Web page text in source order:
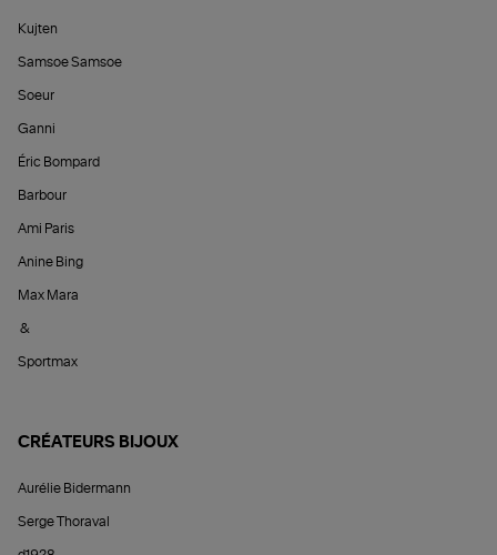
Kujten
Samsoe Samsoe
Soeur
Ganni
Éric Bompard
Barbour
Ami Paris
Anine Bing
Max Mara
&
Sportmax
CRÉATEURS BIJOUX
Aurélie Bidermann
Serge Thoraval